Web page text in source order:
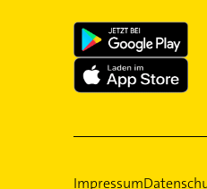
Impressum